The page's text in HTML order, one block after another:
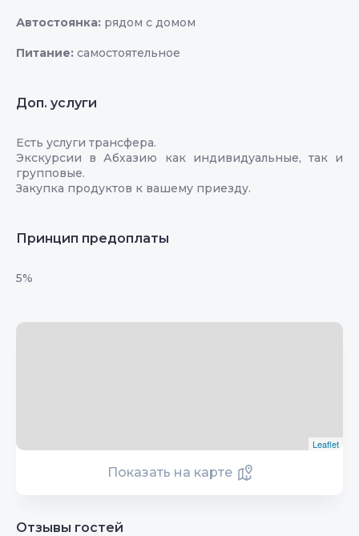
Автостоянка: рядом с домом
Питание: самостоятельное
Доп. услуги
Есть услуги трансфера.
Экскурсии в Абхазию как индивидуальные, так и
групповые.
Закупка продуктов к вашему приезду.
Принцип предоплаты
5%
Leaflet
Показать на карте
Отзывы гостей